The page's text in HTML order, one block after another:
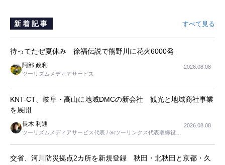
新着記事 すべて見る
待ってたぜ夏休み 徐福伝説で熊野川に花火6000発
阿部 政利
ツーリズムメディアサービス
2026.08.08
KNT-CT、岐阜・高山に地域DMCの新会社 観光と地域商社事業
を展開
長木 利通
ツーリズムメディアサービス代表 / ㈱ツーリンクス代表取締役社
2026.08.08
交省、河川防災拠点2カ所を新規登録 秋田・北秋田と京都・久